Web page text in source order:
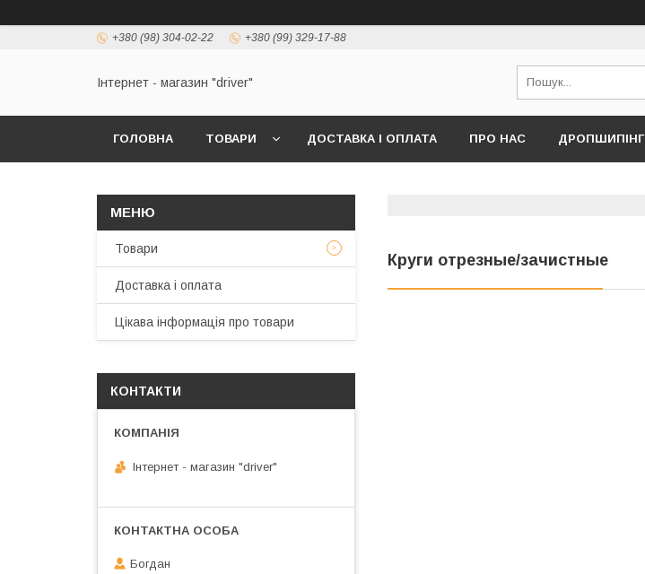
+380 (98) 304-02-22 +380 (99) 329-17-88
Інтернет - магазин "driver"
ГОЛОВНА ТОВАРИ ДОСТАВКА І ОПЛАТА ПРО НАС ДРОПШИПІНГ
Круги отрезные/зачистные
Товари
Доставка і оплата
Цікава інформація про товари
КОНТАКТИ
Інтернет - магазин "driver"
Богдан